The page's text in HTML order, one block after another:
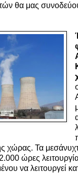
θα μας
χώρας. Τα
ώρες
να λειτουργεί